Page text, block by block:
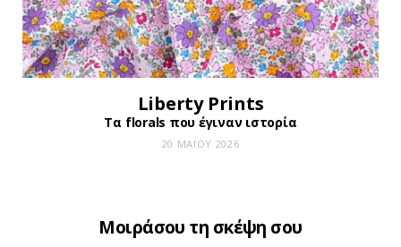
Liberty Prints
Τα florals που έγιναν ιστορία
20 ΜΑΪ́ΟΥ 2026
Μοιράσου τη σκέψη σου